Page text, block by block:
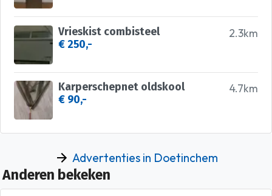
2.3km
Vrieskist combisteel
€ 250,-
4.7km
Karperschepnet oldskool
€ 90,-
Advertenties in Doetinchem
Anderen bekeken